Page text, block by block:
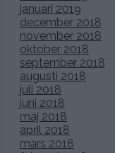
januari 2019
december 2018
november 2018
oktober 2018
september 2018
augusti 2018
juli 2018
juni 2018
maj 2018
april 2018
mars 2018